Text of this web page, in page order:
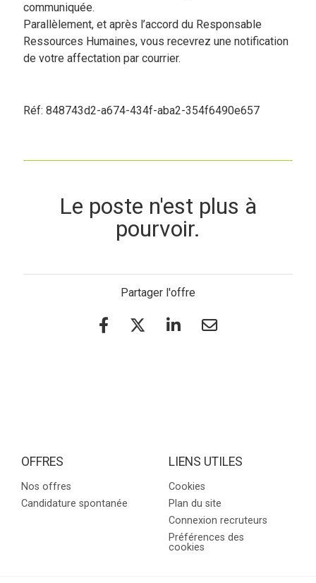
communiquée.
Parallèlement, et après l’accord du Responsable
Ressources Humaines, vous recevrez une notification
de votre affectation par courrier.
Réf: 848743d2-a674-434f-aba2-354f6490e657
Le poste n'est plus à
pourvoir.
Partager l'offre
OFFRES
Nos offres
Candidature spontanée
LIENS UTILES
Cookies
Plan du site
Connexion recruteurs
Préférences des
cookies